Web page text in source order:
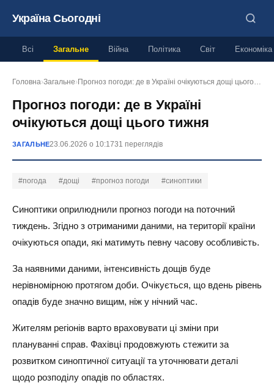
Україна Сьогодні
Всі Загальне Війна Політика Світ Економіка
Головна›Загальне› Прогноз погоди: де в Україні очікуються дощі цього…
Прогноз погоди: де в Україні
очікуються дощі цього тижня
ЗАГАЛЬНЕ23.06.2026 о 10:1731 переглядів
#погода #дощі #прогноз погоди #синоптики
Синоптики оприлюднили прогноз погоди на поточний
тиждень. Згідно з отриманими даними, на території країни
очікуються опади, які матимуть певну часову особливість.
За наявними даними, інтенсивність дощів буде
нерівномірною протягом доби. Очікується, що вдень рівень
опадів буде значно вищим, ніж у нічний час.
Жителям регіонів варто враховувати ці зміни при
плануванні справ. Фахівці продовжують стежити за
розвитком синоптичної ситуації та уточнювати деталі
щодо розподілу опадів по областях.